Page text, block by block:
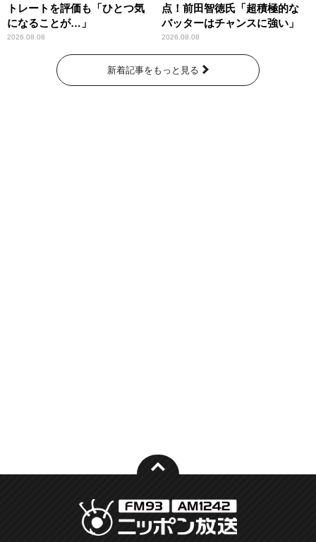
トレートを評価も「ひとつ気
になることが…」
2026.08.08
点！前田智徳氏「超積極的な
バッターはチャンスに強い」
2026.08.08
新着記事をもっと見る